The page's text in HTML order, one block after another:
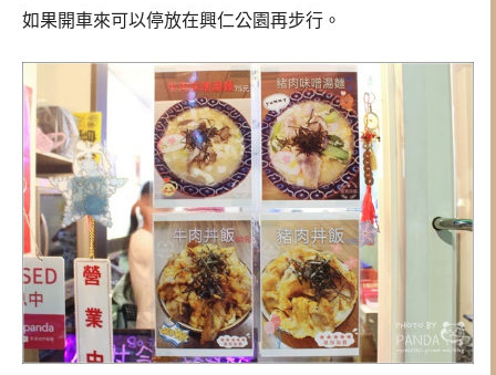
如果開車來可以停放在興仁公園再步行。